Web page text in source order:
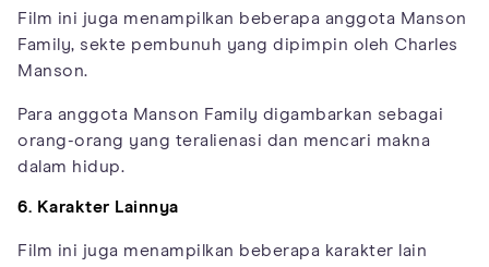
Film ini juga menampilkan beberapa anggota Manson
Family, sekte pembunuh yang dipimpin oleh Charles
Manson.
Para anggota Manson Family digambarkan sebagai
orang-orang yang teralienasi dan mencari makna
dalam hidup.
6. Karakter Lainnya
Film ini juga menampilkan beberapa karakter lain